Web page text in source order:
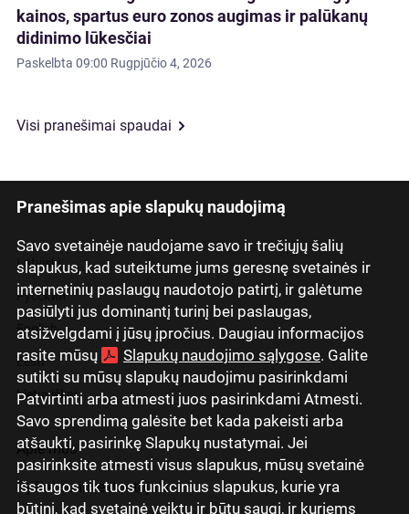
Pranešimas apie slapukų naudojimą
Savo svetainėje naudojame savo ir trečiųjų šalių
slapukus, kad suteiktume jums geresnę svetainės ir
internetinių paslaugų naudotojo patirtį, ir galėtume
pasiūlyti jus dominantį turinį bei paslaugas,
atsižvelgdami į jūsų įpročius. Daugiau informacijos
rasite mūsų
Slapukų naudojimo sąlygose. Galite
sutikti su mūsų slapukų naudojimu pasirinkdami
Patvirtinti arba atmesti juos pasirinkdami Atmesti.
Savo sprendimą galėsite bet kada pakeisti arba
atšaukti, pasirinkę Slapukų nustatymai. Jei
pasirinksite atmesti visus slapukus, mūsų svetainė
išsaugos tik tuos funkcinius slapukus, kurie yra
būtini, kad svetainė veiktų ir būtų saugi, ir kuriems
kainos, spartus euro zonos augimas ir palūkanų
didinimo lūkesčiai
Paskelbta 09:00 Rugpjūčio 4, 2026
Visi pranešimai spaudai
Latviski
Русский
English
Eesti
Lietuviškai
Apie mus
Ryšiai su investuotojais